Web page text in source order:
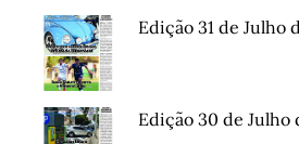
Edição 31 de Julho
Edição 30 de Julho